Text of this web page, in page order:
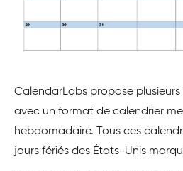
CalendarLabs propose
avec un format de calendrier
hebdomadaire. Tous ces
jours fériés des États-Unis